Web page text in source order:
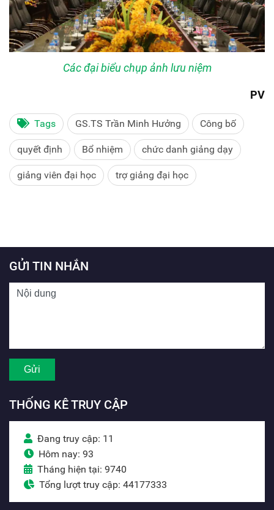
Các đại biểu chụp ảnh lưu niệm
PV
Tags GS.TS Trần Minh Hưởng Công bố
quyết định Bổ nhiệm chức danh giảng dạy
giảng viên đại học trợ giảng đại học
GỬI TIN NHẮN
THỐNG KÊ TRUY CẬP
Đang truy cập: 11
Hôm nay: 93
Tháng hiện tại: 9740
Tổng lượt truy cập: 44177333